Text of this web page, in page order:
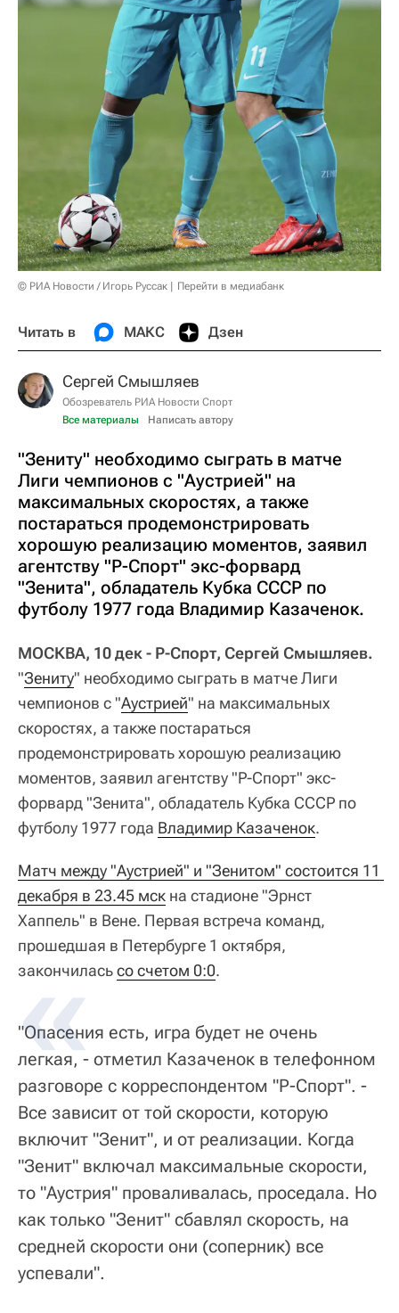
© РИА Новости / Игорь Руссак Перейти в медиабанк
Читать в МАКС Дзен
Сергей Смышляев
Обозреватель РИА Новости Спорт
Все материалы
Написать автору
"Зениту" необходимо сыграть в матче
Лиги чемпионов с "Аустрией" на
максимальных скоростях, а также
постараться продемонстрировать
хорошую реализацию моментов, заявил
агентству "Р-Спорт" экс-форвард
"Зенита", обладатель Кубка СССР по
футболу 1977 года Владимир Казаченок.
МОСКВА, 10 дек - Р-Спорт, Сергей Смышляев.
"Зениту" необходимо сыграть в матче Лиги
чемпионов с "Аустрией" на максимальных
скоростях, а также постараться
продемонстрировать хорошую реализацию
моментов, заявил агентству "Р-Спорт" экс-
форвард "Зенита", обладатель Кубка СССР по
футболу 1977 года Владимир Казаченок.
Матч между "Аустрией" и "Зенитом" состоится 11
декабря в 23.45 мск на стадионе "Эрнст
Хаппель" в Вене. Первая встреча команд,
прошедшая в Петербурге 1 октября,
закончиласьсо счетом 0:0.
"Опасения есть, игра будет не очень
легкая, - отметил Казаченок в телефонном
разговоре с корреспондентом "Р-Спорт". -
Все зависит от той скорости, которую
включит "Зенит", и от реализации. Когда
"Зенит" включал максимальные скорости,
то "Аустрия" проваливалась, проседала. Но
как только "Зенит" сбавлял скорость, на
средней скорости они (соперник) все
успевали".